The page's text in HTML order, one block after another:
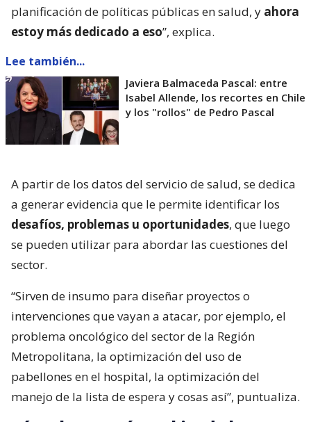
planificación de políticas públicas en salud, y ahora
estoy más dedicado a eso”, explica.
Lee también...
Javiera Balmaceda Pascal: entre
Isabel Allende, los recortes en Chile
y los "rollos" de Pedro Pascal
A partir de los datos del servicio de salud, se dedica
a generar evidencia que le permite identificar los
desafíos, problemas u oportunidades, que luego
se pueden utilizar para abordar las cuestiones del
sector.
“Sirven de insumo para diseñar proyectos o
intervenciones que vayan a atacar, por ejemplo, el
problema oncológico del sector de la Región
Metropolitana, la optimización del uso de
pabellones en el hospital, la optimización del
manejo de la lista de espera y cosas así”, puntualiza.